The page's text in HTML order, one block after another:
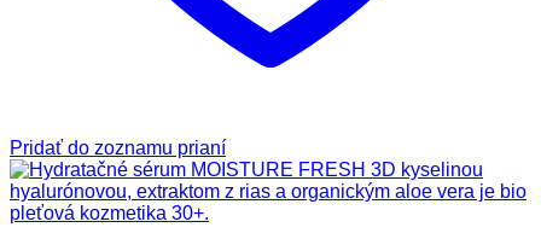
Pridať do zoznamu prianí